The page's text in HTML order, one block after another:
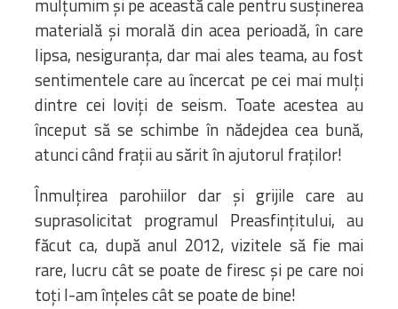
mulțumim și pe această cale pentru susținerea
materială și morală din acea perioadă, în care
lipsa, nesiguranța, dar mai ales teama, au fost
sentimentele care au încercat pe cei mai mulți
dintre cei loviți de seism. Toate acestea au
început să se schimbe în nădejdea cea bună,
atunci când frații au sărit în ajutorul fraților!
Înmulțirea parohiilor dar și grijile care au
suprasolicitat programul Preasfințitului, au
făcut ca, după anul 2012, vizitele să fie mai
rare, lucru cât se poate de firesc și pe care noi
toți l-am înțeles cât se poate de bine!